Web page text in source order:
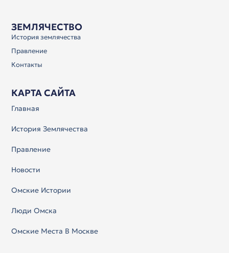
ЗЕМЛЯЧЕСТВО
История землячества
Правление
Контакты
КАРТА САЙТА
Главная
История Землячества
Правление
Новости
Омские Истории
Люди Омска
Омские Места В Москве